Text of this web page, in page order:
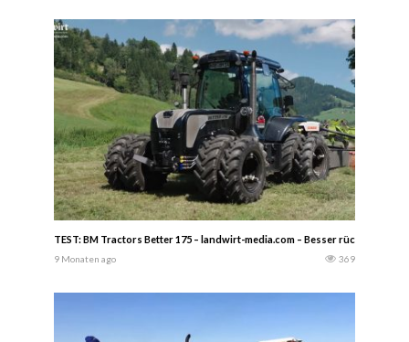
TEST: BM Tractors Better 175 – landwirt-media.com – Besser rückwärts
9 Monaten ago 369